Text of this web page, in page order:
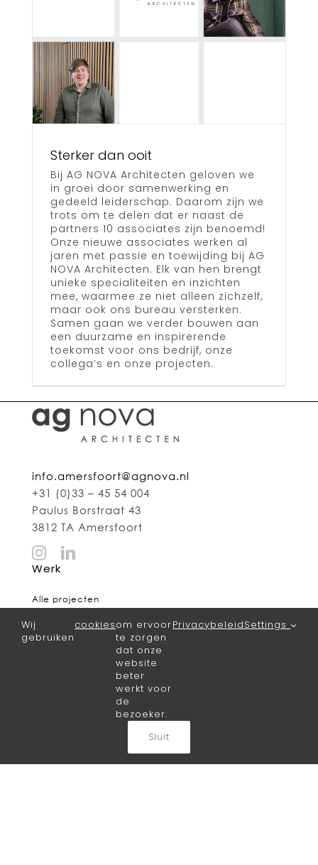
Sterker dan ooit
Bij AG NOVA Architecten geloven we
in groei door samenwerking en
gedeeld leiderschap. Daarom zijn we
trots om te delen dat er naast de
partners 10 associates zijn benoemd!
Onze nieuwe associates werken al
jaren met passie en toewijding bij AG
NOVA Architecten. Elk van hen brengt
unieke specialiteiten en inzichten
mee, waarmee ze niet alleen zichzelf,
maar ook ons bureau versterken.
Samen gaan we verder bouwen aan
een duurzame en inspirerende
toekomst voor ons bedrijf, onze
collega’s en onze projecten.
info.amersfoort@agnova.nl
+31 (0)33 – 45 54 004
Paulus Borstraat 43
3812 TA Amersfoort
Werk
Alle projecten
Zorg
Herbestemmen
Wij
gebruiken
cookiesom ervoor
te zorgen
dat onze
website
beter
werkt voor
de
bezoeker.
PrivacybeleidSettings
Sluit